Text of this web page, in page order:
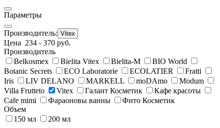
Параметры
Производитель: Vitex
Цена 234 - 370 руб.
Производитель
Belkosmex
Bielita Vitex Bielita-M
BIO World
Botanic Secrets
ECO Laboratorie ECОLATIER
Fratti
Iris
LIV DELANO MARKELL moDAmo
Modum
Villa Frutteto
Vitex Галант Косметик
Кафе красоты
Сafe mimi
Фараоновы ванны
Фито Косметик
Объем
150 мл
200 мл